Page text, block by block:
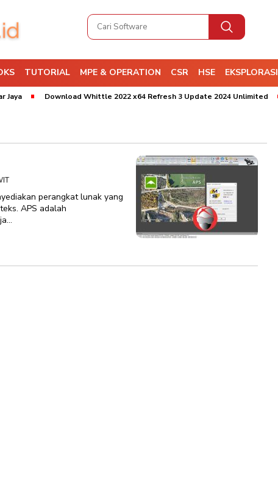
TUTORIAL MPE & OPERATION CSR HSE EKSPLORASI
Download Whittle 2022 x64 Refresh 3 Update 2024 Unlimited
perangkat lunak yang
APS adalah